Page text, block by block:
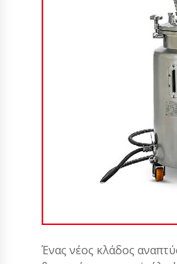
Ένας νέος κλάδος